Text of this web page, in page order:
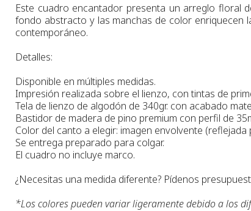
Este cuadro encantador presenta un arreglo floral
fondo abstracto y las manchas de color enriquecen
contemporáneo.
Detalles:
Disponible en múltiples medidas.
Impresión realizada sobre el lienzo, con tintas de
Tela de lienzo de algodón de 340gr. con acabado
Bastidor de madera de pino premium con perfil de
Color del canto a elegir: imagen envolvente
Se entrega preparado para colgar.
El cuadro no incluye marco.
¿Necesitas una medida diferente? Pídenos
*Los colores pueden variar ligeramente debido a los